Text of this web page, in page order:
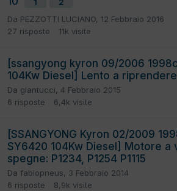
Da PEZZOTTI LUCIANO, 12 Febbraio 2016
27 risposte 11k visite
[ssangyong kyron 09/2006
104Kw Diesel] Lento a riprendere
Da giantucci, 4 Febbraio 2015
6 risposte 6,4k visite
[SSANGYONG Kyron 02/2009
SY6420 104Kw Diesel] Motore a
spegne: P1234, P1254 P1115
Da fabiopneus, 3 Febbraio 2014
6 risposte 8,9k visite